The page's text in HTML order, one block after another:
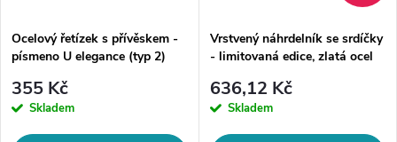
Ocelový řetízek s přívěskem -
písmeno U elegance (typ 2)
355 Kč
Skladem
Vrstvený náhrdelník se srdíčky
- limitovaná edice, zlatá ocel
636,12 Kč
Skladem